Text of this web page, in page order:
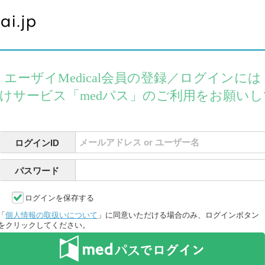
エーザイMedical会員の登録／ログインには
サービス「medパス」のご利用をお願いし
ログインID
パスワード
ログインを保存する
個人情報の取扱いについて 」に同意いただける場合のみ、ログインボタン
クリックしてください。